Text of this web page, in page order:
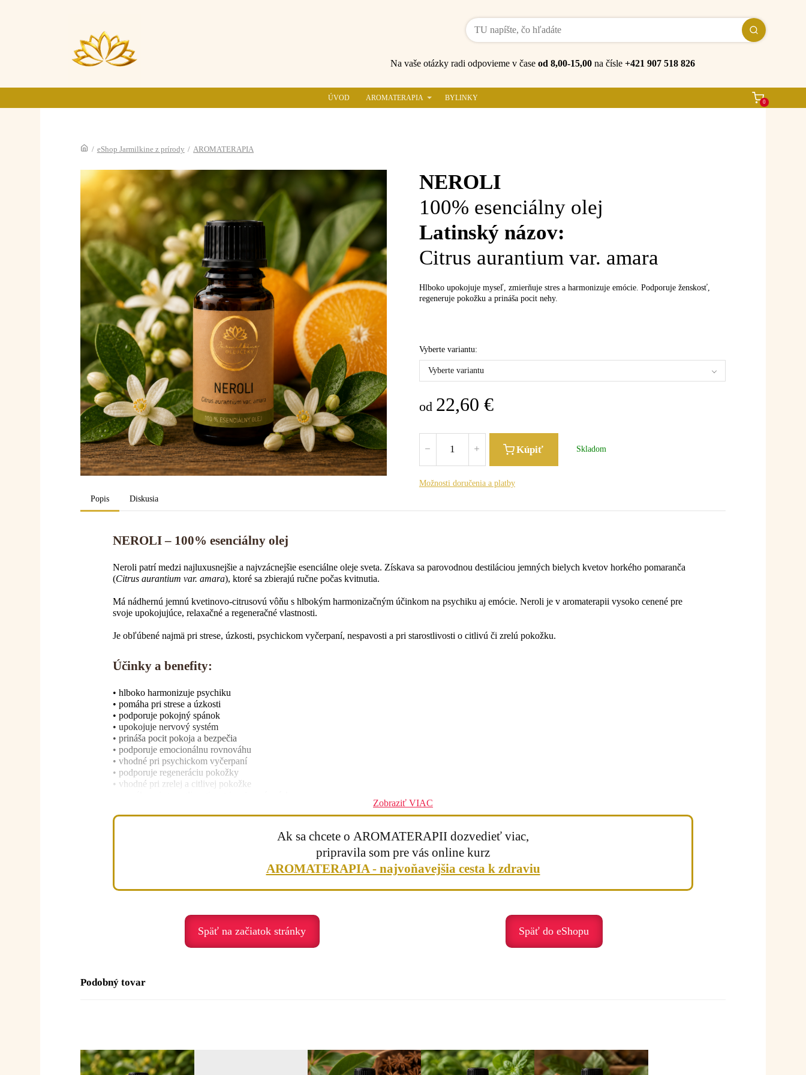
Na vaše otázky radi odpovieme v časeod 8,00-15,00 na čísle+421 907 518 826
ÚVOD AROMATERAPIA BYLINKY 0
/ eShop Jarmilkine z prírody / AROMATERAPIA
NEROLI
100% esenciálny olej
Latinský názov:
Citrus aurantium var. amara
Hlboko upokojuje myseľ, zmierňuje stres a harmonizuje emócie. Podporuje ženskosť,
regeneruje pokožku a prináša pocit nehy.
Vyberte variantu:
Vyberte variantu
od 22,60 €
Kúpiť Skladom
Možnosti doručenia a platby
Popis
Diskusia
NEROLI – 100% esenciálny olej
Neroli patrí medzi najluxusnejšie a najvzácnejšie esenciálne oleje sveta. Získava sa parovodnou destiláciou jemných bielych kvetov horkého pomaranča
(Citrus aurantium var. amara), ktoré sa zbierajú ručne počas kvitnutia.
Má nádhernú jemnú kvetinovo-citrusovú vôňu s hlbokým harmonizačným účinkom na psychiku aj emócie. Neroli je v aromaterapii vysoko cenené pre
svoje upokojujúce, relaxačné a regeneračné vlastnosti.
Je obľúbené najmä pri strese, úzkosti, psychickom vyčerpaní, nespavosti a pri starostlivosti o citlivú či zrelú pokožku.
Účinky a benefity:
• hlboko harmonizuje psychiku
• pomáha pri strese a úzkosti
• podporuje pokojný spánok
• upokojuje nervový systém
• prináša pocit pokoja a bezpečia
• podporuje emocionálnu rovnováhu
• vhodné pri psychickom vyčerpaní
• podporuje regeneráciu pokožky
• vhodné pri zrelej a citlivej pokožke
Neroli je olej jemnosti, pokoja a emocionálneho bezpečia. Pomáha najmä v období psychického preťaženia, stresu alebo emocionálnej citlivosti.
Podporuje nás, keď prežívame:
• nervozitu – upokojuje
• emocionálne vyčerpanie – regeneruje
• smútok a napätie – prináša jemnosť a bezpečie
Použitie:
Zobraziť VIAC
Ak sa chcete o AROMATERAPII dozvedieť viac,
pripravila som pre vás online kurz
AROMATERAPIA - najvoňavejšia cesta k zdraviu
Späť na začiatok stránky Späť do eShopu
Podobný tovar